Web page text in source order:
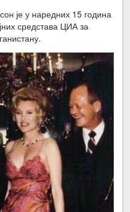
је у наредних 15 година
средстава ЦИА за